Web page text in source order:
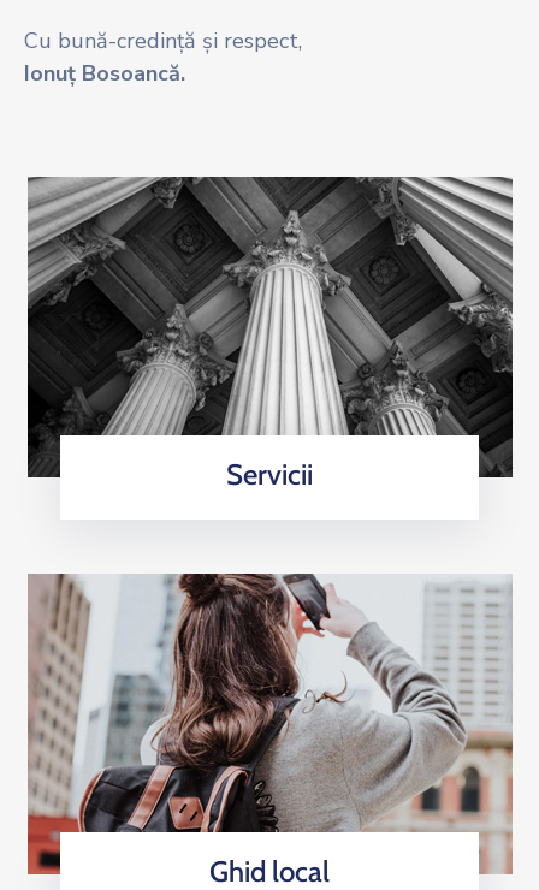
Cu bună-credință și respect,
Ionuț Bosoancă.
Servicii
Ghid local